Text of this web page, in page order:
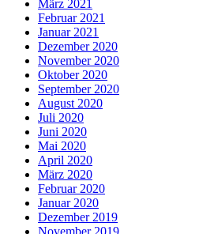
März 2021
Februar 2021
Januar 2021
Dezember 2020
November 2020
Oktober 2020
September 2020
August 2020
Juli 2020
Juni 2020
Mai 2020
April 2020
März 2020
Februar 2020
Januar 2020
Dezember 2019
November 2019